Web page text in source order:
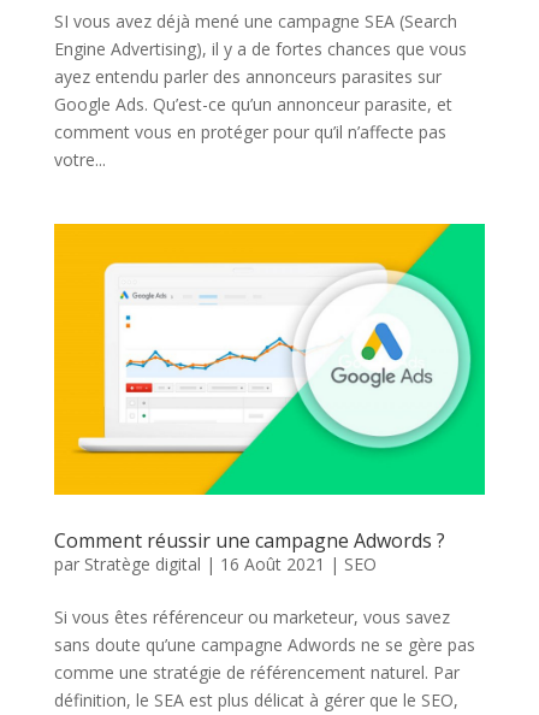
SI vous avez déjà mené une campagne SEA (Search
Engine Advertising), il y a de fortes chances que vous
ayez entendu parler des annonceurs parasites sur
Google Ads. Qu’est-ce qu’un annonceur parasite, et
comment vous en protéger pour qu’il n’affecte pas
votre...
Comment réussir une campagne Adwords ?
par Stratège digital | 16 Août 2021 | SEO
Si vous êtes référenceur ou marketeur, vous savez
sans doute qu’une campagne Adwords ne se gère pas
comme une stratégie de référencement naturel. Par
définition, le SEA est plus délicat à gérer que le SEO,